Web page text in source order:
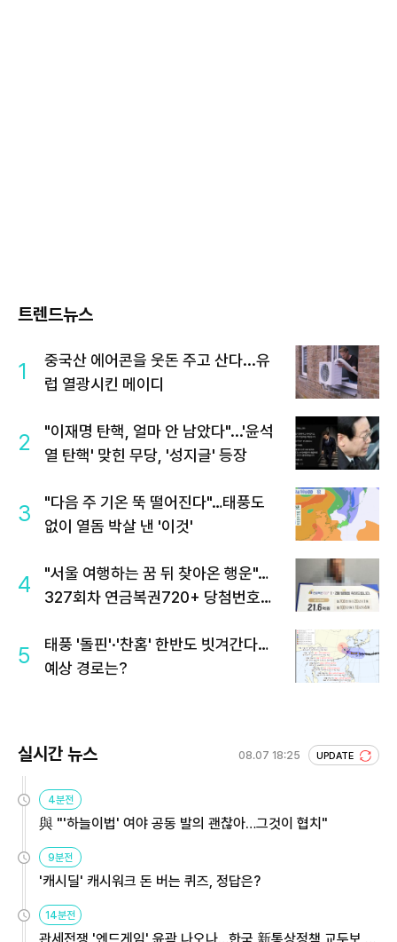
트렌드뉴스
1
중국산 에어콘을 웃돈 주고 산다...유
럽 열광시킨 메이디
2
"이재명 탄핵, 얼마 안 남았다"...'윤석
열 탄핵' 맞힌 무당, '성지글' 등장
3
"다음 주 기온 뚝 떨어진다"…태풍도
없이 열돔 박살 낸 '이것'
4
"서울 여행하는 꿈 뒤 찾아온 행운"…
327회차 연금복권720+ 당첨번호조
5
태풍 '돌핀'·'찬홈' 한반도 빗겨간다…
예상 경로는?
실시간 뉴스 08.07 18:25 UPDATE
4분전
與 "'하늘이법' 여야 공동 발의 괜찮아…그것이 협치"
9분전
'캐시딜' 캐시워크 돈 버는 퀴즈, 정답은?
14분전